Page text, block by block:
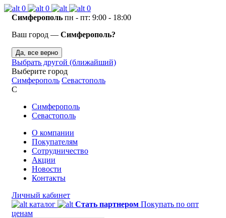
0 0
0
Симферополь пн - пт: 9:00 - 18:00
Ваш город — Симферополь?
Да, все верно
Выбрать другой (ближайший)
Выберите город
Симферополь Севастополь
С
Симферополь
Севастополь
О компании
Покупателям
Сотрудничество
Акции
Новости
Контакты
Личный кабинет
каталог
Стать партнером Покупать по опт
ценам